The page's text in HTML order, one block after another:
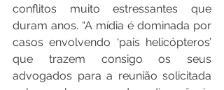
conflitos muito estressantes que
duram anos. “A mídia é dominada por
casos envolvendo ‘pais helicópteros’
que trazem consigo os seus
advogados para a reunião solicitada